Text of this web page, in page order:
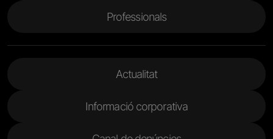
Professionals
Actualitat
Informació corporativa